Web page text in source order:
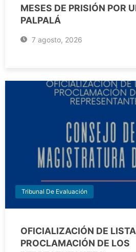
MESES DE PRISIÓN POR
PALPALÁ
7 agosto, 2026
Tribunal De Evaluación
OFICIALIZACIÓN DE
PROCLAMACIÓN DE LOS